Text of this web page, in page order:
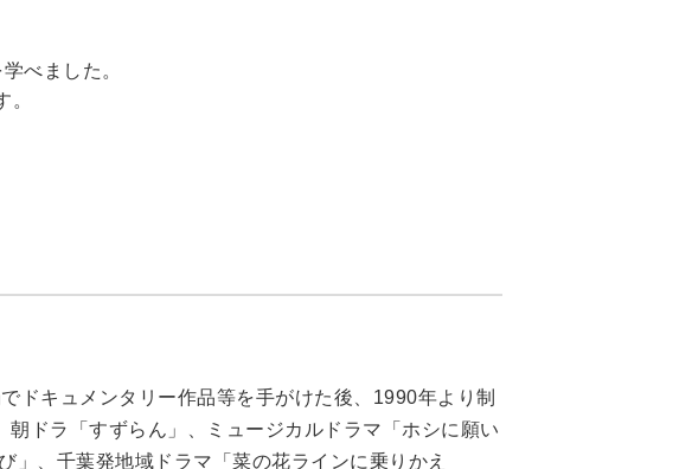
べました。
ドキュメンタリー作品等を手がけた後、1990年より制
ドラ「すずらん」、ミュージカルドラマ「ホシに願い
」、千葉発地域ドラマ「菜の花ラインに乗りかえ